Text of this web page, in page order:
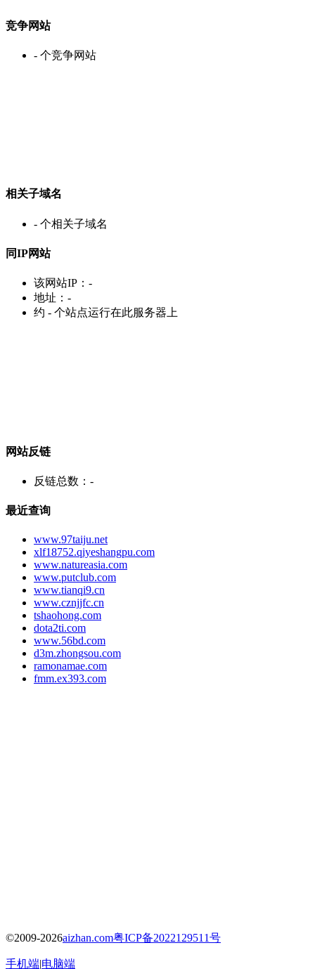
竞争网站
- 个竞争网站
相关子域名
- 个相关子域名
同IP网站
该网站IP： -
地址： -
约 - 个站点运行在此服务器上
网站反链
反链总数： -
最近查询
www.97taiju.net
xlf18752.qiyeshangpu.com
www.natureasia.com
www.putclub.com
www.tianqi9.cn
www.cznjjfc.cn
tshaohong.com
dota2ti.com
www.56bd.com
d3m.zhongsou.com
ramonamae.com
fmm.ex393.com
©2009-2026aizhan.com粤ICP备2022129511号
手机端|电脑端